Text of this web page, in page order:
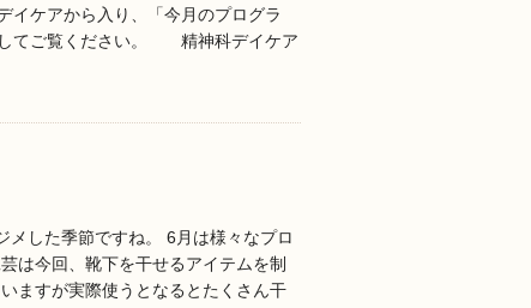
イケアから入り、「今月のプログラ
してご覧ください。 精神科デイケア
メした季節ですね。 6月は様々なプロ
は今回、靴下を干せるアイテムを制
ますが実際使うとなるとたくさん干